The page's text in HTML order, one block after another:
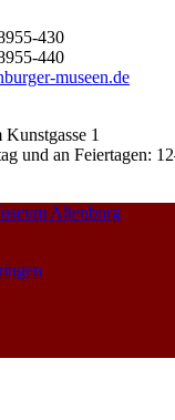
430
440
museen.de
1
und an Feiertagen:
Altenburg